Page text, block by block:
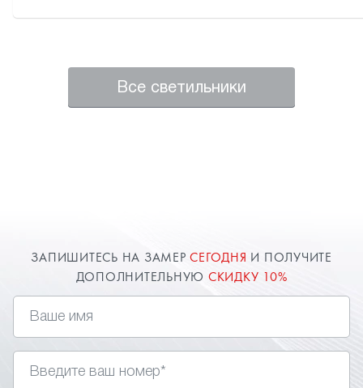
Все светильники
ЗАПИШИТЕСЬ НА ЗАМЕРСЕГОДНЯ И ПОЛУЧИТЕ
ДОПОЛНИТЕЛЬНУЮ СКИДКУ 10%